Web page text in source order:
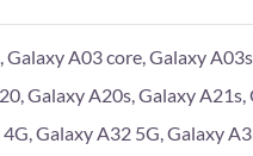
A03 core, Galaxy
Galaxy A20s, Galaxy
Galaxy A32 5G, Galaxy